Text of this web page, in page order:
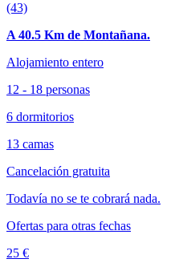
(43)
A 40.5 Km de Montañana.
Alojamiento entero
12 - 18 personas
6 dormitorios
13 camas
Cancelación gratuita
Todavía no se te cobrará nada.
Ofertas para otras fechas
25 €